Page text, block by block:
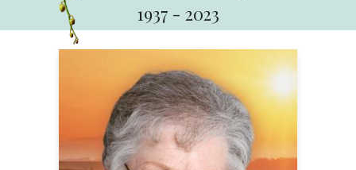
1937 - 2023